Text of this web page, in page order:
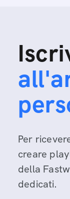
Per
creare
della
dedicati.